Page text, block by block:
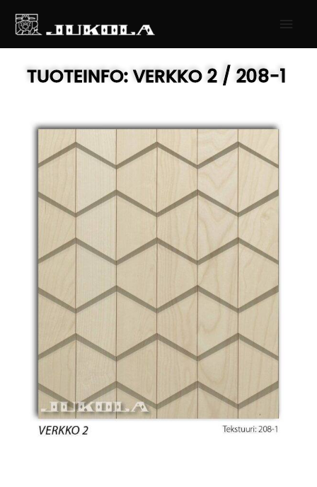
SISÄLTÖÖN
TUOTEINFO:VERKKO 2 / 208-1